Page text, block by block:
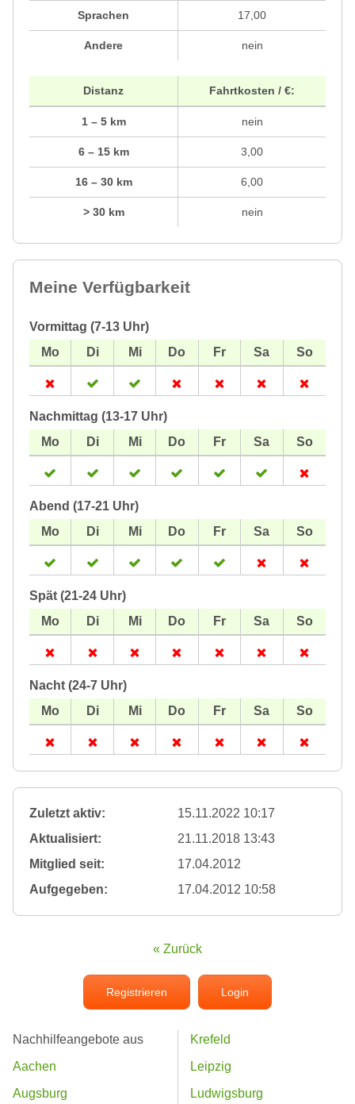
Sprachen
Andere
17,00
nein
Distanz
1 – 5 km
6 – 15 km
16 – 30 km
> 30 km
Fahrtkosten / €:
nein
3,00
6,00
nein
Meine Verfügbarkeit
Vormittag (7-13 Uhr)
Nachmittag (13-17 Uhr)
Abend (17-21 Uhr)
Spät (21-24 Uhr)
Nacht (24-7 Uhr)
Zuletzt aktiv:
15.11.2022 10:17
Aktualisiert:
21.11.2018 13:43
Mitglied seit:
17.04.2012
Aufgegeben:
17.04.2012 10:58
« Zurück
Registrieren Login
Nachhilfeangebote aus
Aachen
Augsburg
Krefeld
Leipzig
Ludwigsburg